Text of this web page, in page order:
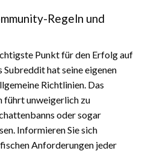
Regeln und
Punkt für den Erfolg auf
Subreddit hat seine eigenen
Richtlinien. Das
führt unweigerlich zu
oder sogar
Informieren Sie sich
Anforderungen jeder